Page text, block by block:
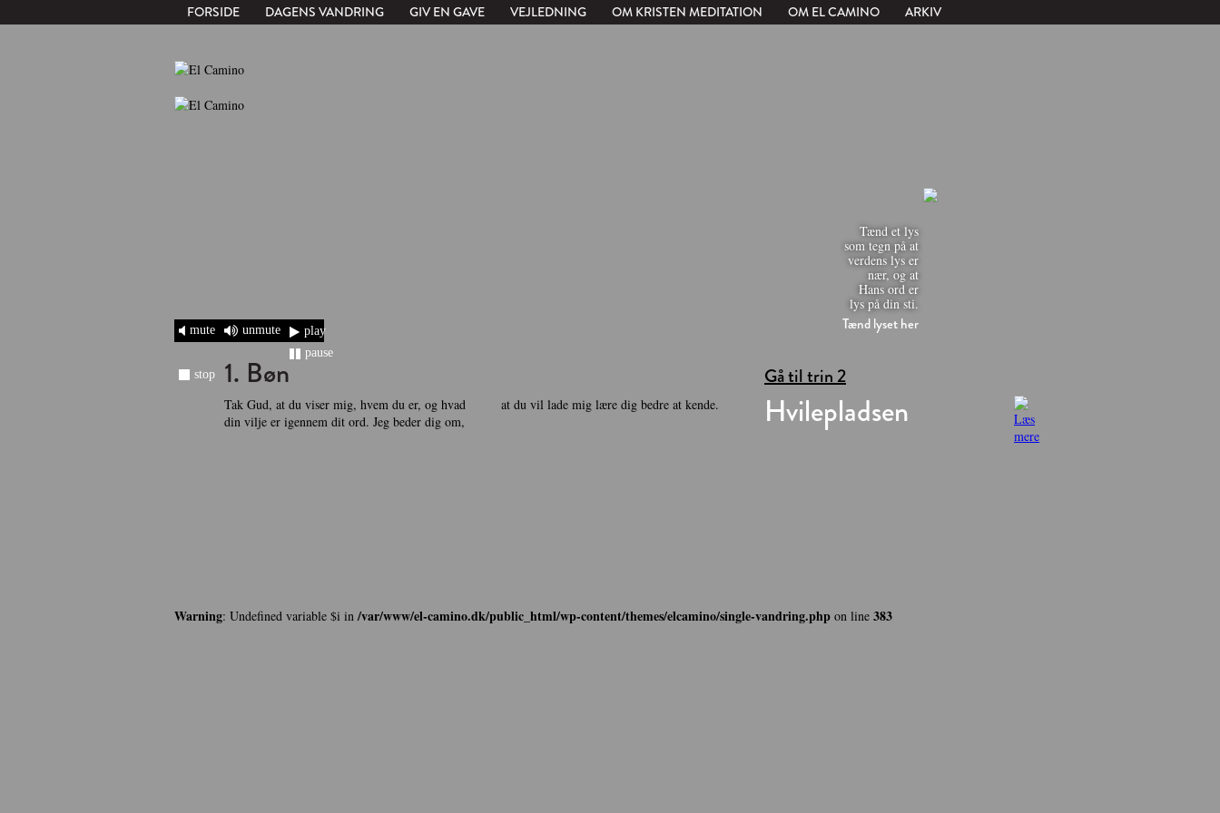
FORSIDE DAGENS VANDRING GIV EN GAVE VEJLEDNING OM KRISTEN MEDITATION OM EL CAMINO ARKIV
mute unmute
play
pause
stop
Tænd et lys
som tegn på at
verdens lys er
nær, og at
Hans ord er
lys på din sti.
Tænd lyset her
1. Bøn
Tak Gud, at du viser mig, hvem du er, og hvad
din vilje er igennem dit ord. Jeg beder dig om,
at du vil lade mig lære dig bedre at kende.
Gå til trin 2
Hvilepladsen
Warning: Undefined variable $i in/var/www/el-camino.dk/public_html/wp-content/themes/elcamino/single-vandring.php on line 383